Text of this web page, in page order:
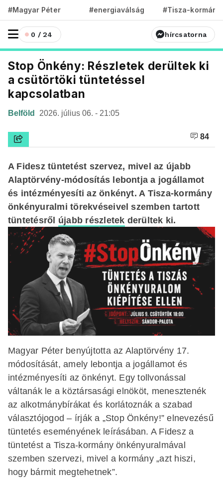
#Magyar Péter #energiaválság #Tisza-kormány
0 / 24 hírcsatorna
Stop Önkény: Részletek derültek ki
a csütörtöki tüntetéssel
kapcsolatban
Belföld 2026. július 06. - 21:05
84
A Fidesz tüntetést szervez, mivel az újabb
Alaptörvény-módosítás lebontja a jogállamot
és intézményesíti az önkényt. A Tisza-kormány
önkényuralmi törekvéseivel szemben tartott
tüntetésről újabb részletek derültek ki.
Magyar Péter benyújtotta az Alaptörvény 17.
módosítását, amely lebontja a jogállamot és
intézményesíti az önkényt. Egy tollvonással
váltanák le a köztársasági elnököt, menesztenék
az alkotmánybírákat és korlátoznák a szabad
választójogod – írják a „Stop Önkény!” elnevezésű
tüntetés eseményének leírásában. A Fidesz a
tüntetést a Tisza-kormány önkényuralmával
szemben szervezi, mivel a kormány „azt hiszi,
hogy bármit megtehetnek”.